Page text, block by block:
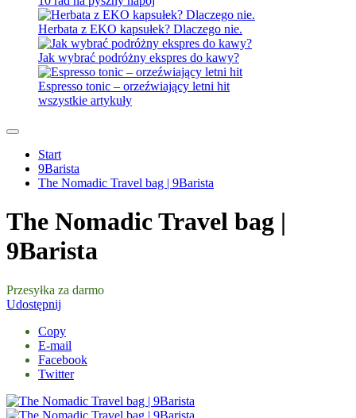
Herbata z EKO kapsułek? Dlaczego nie.
Jak wybrać podróżny ekspres do kawy?
Espresso tonic – orzeźwiający letni hit
wszystkie artykuły
Start
9Barista
The Nomadic Travel bag | 9Barista
The Nomadic Travel bag |
9Barista
Przesyłka za darmo
Udostępnij
Copy
E-mail
Facebook
Twitter